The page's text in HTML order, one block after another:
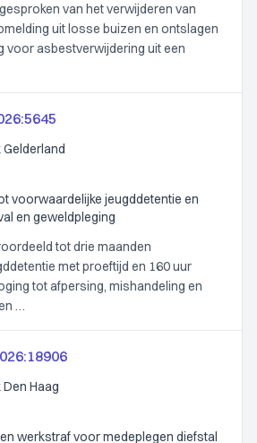
van het verwijderen van
uit losse buizen en ontslagen
voor asbestverwijdering uit een
voorwaardelijke jeugddetentie en
en geweldpleging
tot drie maanden
met proeftijd en 160 uur
tot afpersing, mishandeling en
…
Haag
werkstraf voor medeplegen diefstal